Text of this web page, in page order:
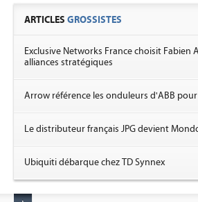
ARTICLES GROSSISTES
Exclusive Networks France choisit Fabien
alliances stratégiques
Arrow référence les onduleurs d'ABB
Le distributeur français JPG devient
Ubiquiti débarque chez TD Synnex